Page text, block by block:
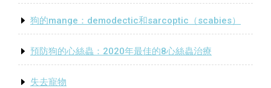
狗的mange：demodectic和sarcoptic（scabies）
預防狗的心絲蟲：2020年最佳的8心絲蟲治療
失去寵物